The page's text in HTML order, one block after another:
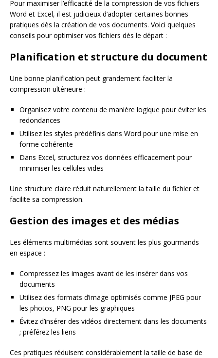
Pour maximiser l’efficacité de la compression de vos fichiers
Word et Excel, il est judicieux d’adopter certaines bonnes
pratiques dès la création de vos documents. Voici quelques
conseils pour optimiser vos fichiers dès le départ :
Planification et structure du document
Une bonne planification peut grandement faciliter la
compression ultérieure :
Organisez votre contenu de manière logique pour éviter les
redondances
Utilisez les styles prédéfinis dans Word pour une mise en
forme cohérente
Dans Excel, structurez vos données efficacement pour
minimiser les cellules vides
Une structure claire réduit naturellement la taille du fichier et
facilite sa compression.
Gestion des images et des médias
Les éléments multimédias sont souvent les plus gourmands
en espace :
Compressez les images avant de les insérer dans vos
documents
Utilisez des formats d’image optimisés comme JPEG pour
les photos, PNG pour les graphiques
Évitez d’insérer des vidéos directement dans les documents
; préférez les liens
Ces pratiques réduisent considérablement la taille de base de